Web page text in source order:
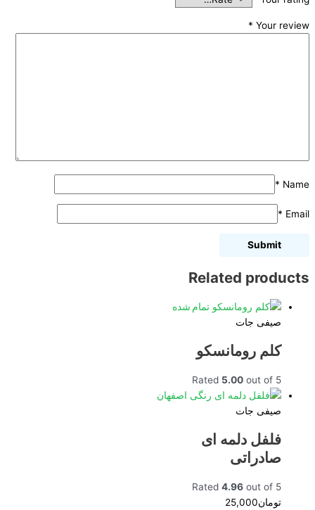
Your review
*
Name
*
Email
*
Related products
تمام شده
صیفی جات
کلم رومانسکو
Rated 5.00 out of 5
صیفی جات
فلفل دلمه ای
صادراتی
Rated 4.96 out of 5
تومان25,000